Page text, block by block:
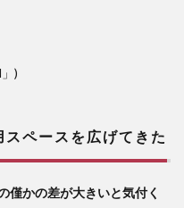
」)
ペースを広げてきた
僅かの差が大きいと気付く